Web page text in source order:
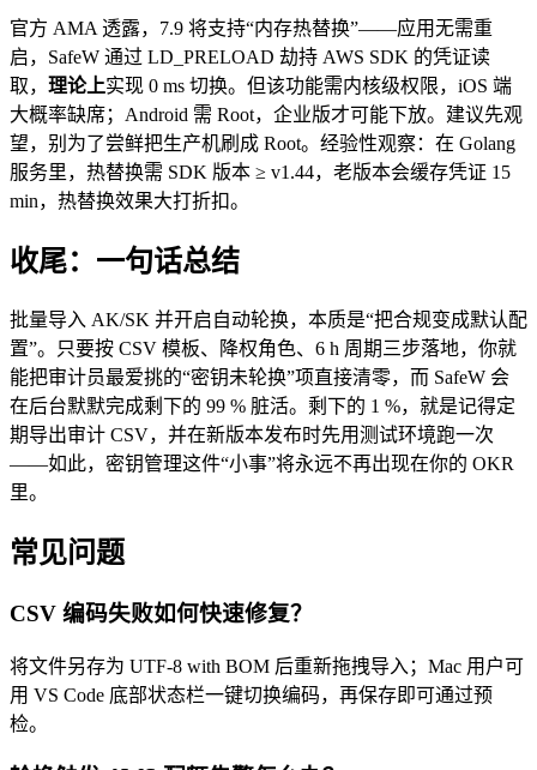
官方 AMA 透露，7.9 将支持“内存热替换”——应用无需重
启，SafeW 通过 LD_PRELOAD 劫持 AWS SDK 的凭证读
取， 理论上实现 0 ms 切换。但该功能需内核级权限，iOS 端
大概率缺席；Android 需 Root，企业版才可能下放。建议先观
望，别为了尝鲜把生产机刷成 Root。经验性观察：在 Golang
服务里，热替换需 SDK 版本 ≥ v1.44，老版本会缓存凭证 15
min，热替换效果大打折扣。
收尾：一句话总结
批量导入 AK/SK 并开启自动轮换，本质是“把合规变成默认配
置”。只要按 CSV 模板、降权角色、6 h 周期三步落地，你就
能把审计员最爱挑的“密钥未轮换”项直接清零，而 SafeW 会
在后台默默完成剩下的 99 % 脏活。剩下的 1 %，就是记得定
期导出审计 CSV，并在新版本发布时先用测试环境跑一次
——如此，密钥管理这件“小事”将永远不再出现在你的 OKR
里。
常见问题
CSV 编码失败如何快速修复？
将文件另存为 UTF-8 with BOM 后重新拖拽导入；Mac 用户可
用 VS Code 底部状态栏一键切换编码，再保存即可通过预
检。